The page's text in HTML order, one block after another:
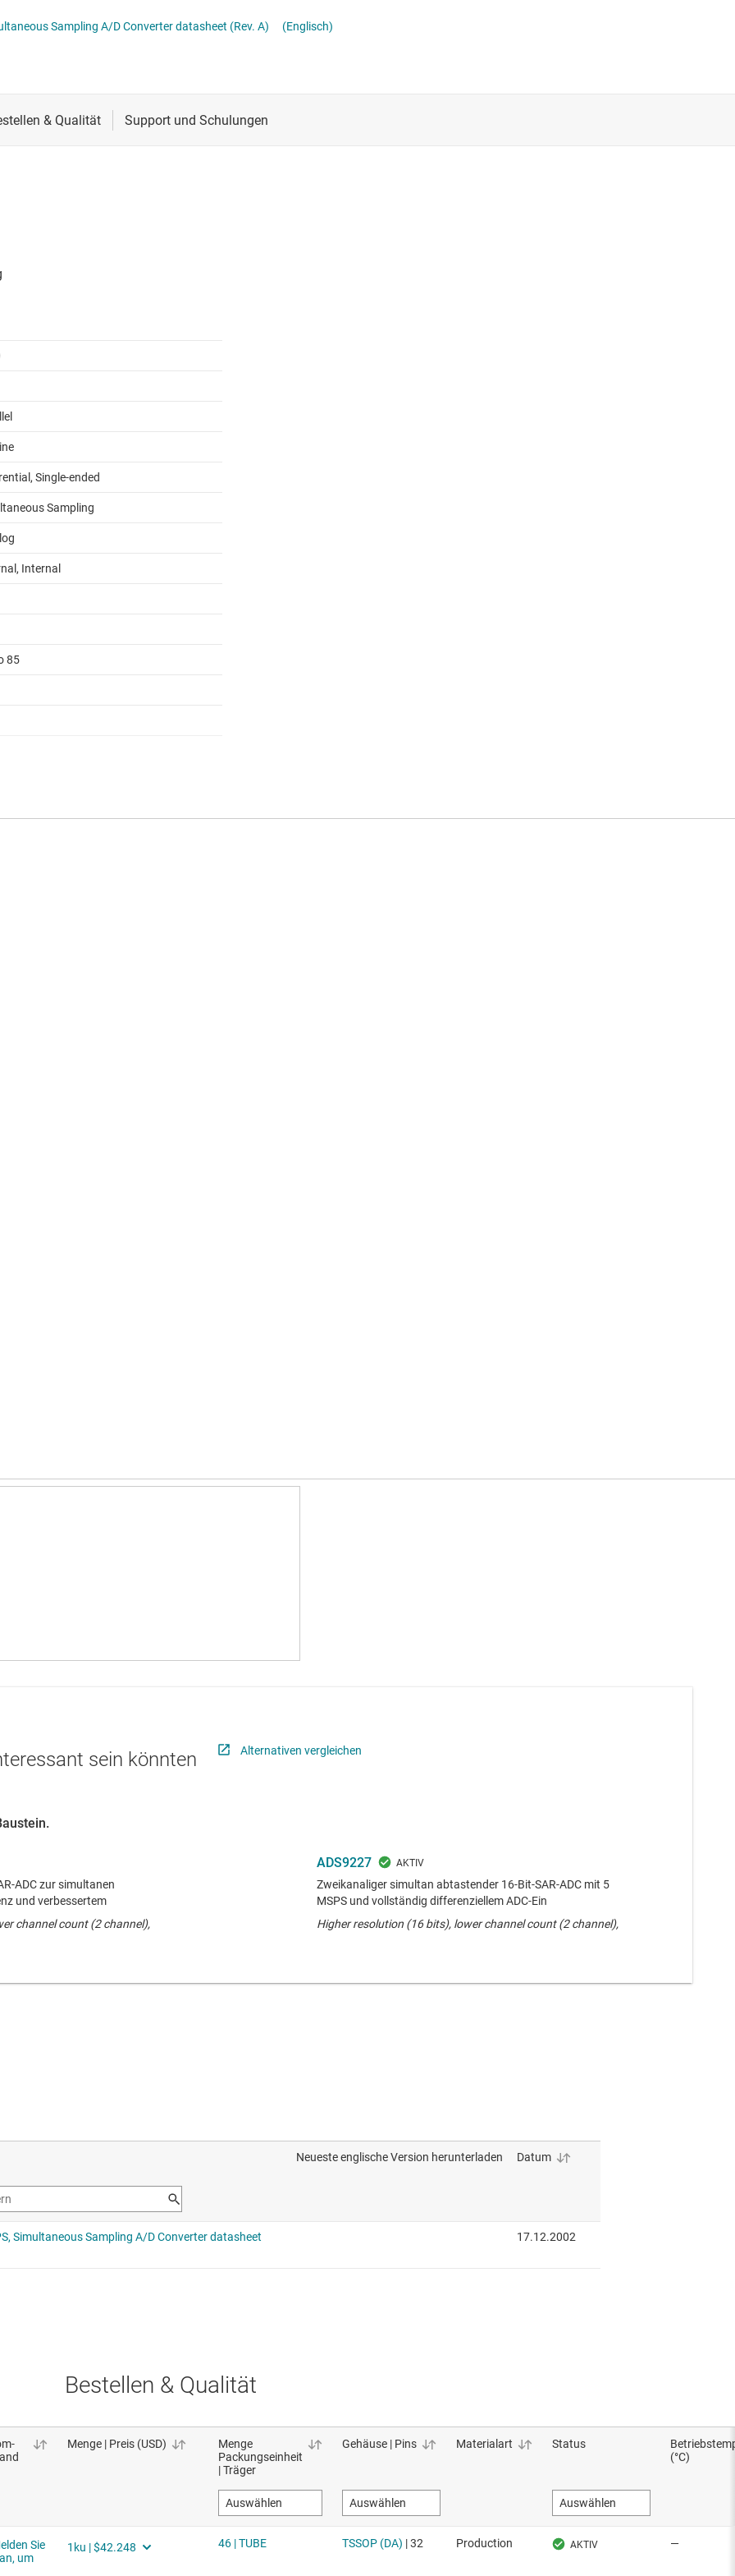
Verstärker
Sampling A/D Converter datasheet (Rev. A) (Englisch)
Single-ended
Sampling
Internal
85
sein könnten Alternativen vergleichen
ADC zur simultanen
und verbessertem
channel count (2 channel),
ADS9227
Zweikanaliger simultan abtastender 16-Bit-SAR-ADC mit 5
MSPS und vollständig differenziellem ADC-Ein
Higher resolution (16 bits), lower channel count (2 channel),
Bestellen & Qualität